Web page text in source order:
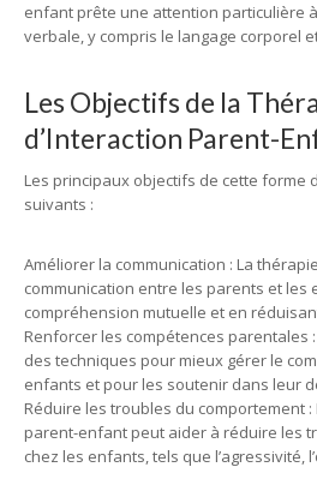
enfant prête une attention particulière
verbale, y compris le langage corporel
Les Objectifs de la
d’Interaction Parent-
Les principaux objectifs de cette forme
suivants :
Améliorer la communication : La
communication entre les parents et
compréhension mutuelle et en
Renforcer les compétences parentales
des techniques pour mieux gérer le
enfants et pour les soutenir dans leur
Réduire les troubles du comportement :
parent-enfant peut aider à réduire les
chez les enfants, tels que l’agressivité,